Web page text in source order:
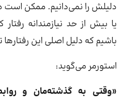
دلیلش را نمی‌دانیم. ممکن است
یا بیش از حد نیازمندانه
باشیم که دلیل اصلی این
استورمر می‌گوید:
«وقتی به گذشته‌مان و